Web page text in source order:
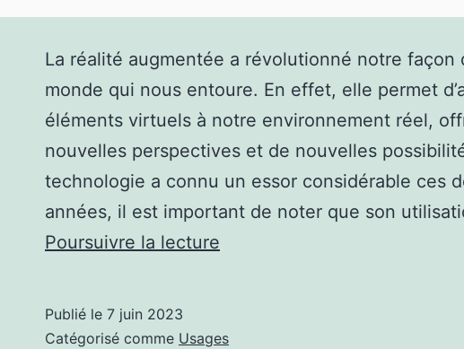
La réalité augmentée a révolutionné notre façon
monde qui nous entoure. En effet, elle permet
éléments virtuels à notre environnement réel,
nouvelles perspectives et de nouvelles
technologie a connu un essor considérable ces
années, il est important de noter que son
Poursuivre la lecture
Vision
Publié le 7 juin 2023
Catégorisé comme Usages